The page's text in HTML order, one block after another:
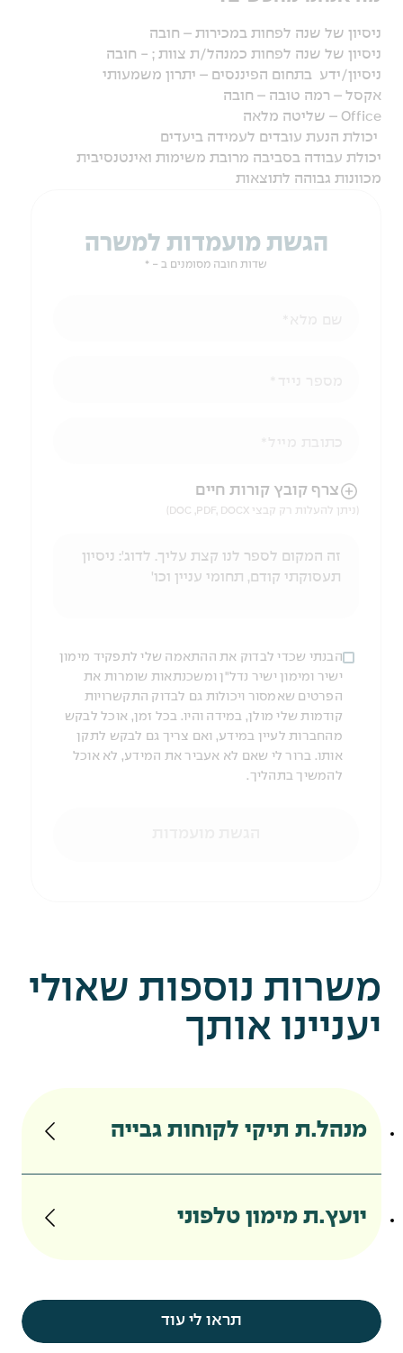
ניסיון של שנה לפחות במכירות – חובה
ניסיון של שנה לפחות כמנהל/ת צוות ; - חובה
ניסיון/ידע בתחום הפיננסים – יתרון משמעותי
אקסל – רמה טובה – חובה
Office – שליטה מלאה
יכולת הנעת עובדים לעמידה ביעדים
יכולת עבודה בסביבה מרובת משימות ואינטנסיבית
מכוונות גבוהה לתוצאות
הגשת מועמדות למשרה
שדות חובה מסומנים ב - *
הניווט לאחר העלאת הקובץ באמצעות מקש ה-TAB
צרף קובץ קורות חיים
(ניתן להעלות רק קבצי DOC ,PDF, DOCX)
הבנתי שכדי לבדוק את ההתאמה שלי לתפקיד מימון
ישיר ומימון ישיר נדל"ן ומשכנתאות שומרות את
הפרטים שאמסור ויכולות גם לבדוק התקשרויות
קודמות שלי מולן, במידה והיו. בכל זמן, אוכל לבקש
מהחברות לעיין במידע, ואם צריך גם לבקש לתקן
אותו. ברור לי שאם לא אעביר את המידע, לא אוכל
להמשיך בתהליך.
משרות נוספות שאולי
יעניינו אותך
מנהל.ת תיקי לקוחות גבייה
יועץ.ת מימון טלפוני
תראו לי עוד